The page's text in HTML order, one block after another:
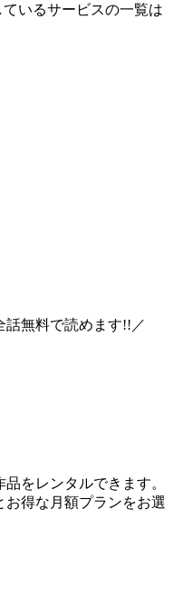
いるサービスの一覧は
話無料で読めます!!／
をレンタルできます。
お得な月額プランをお選